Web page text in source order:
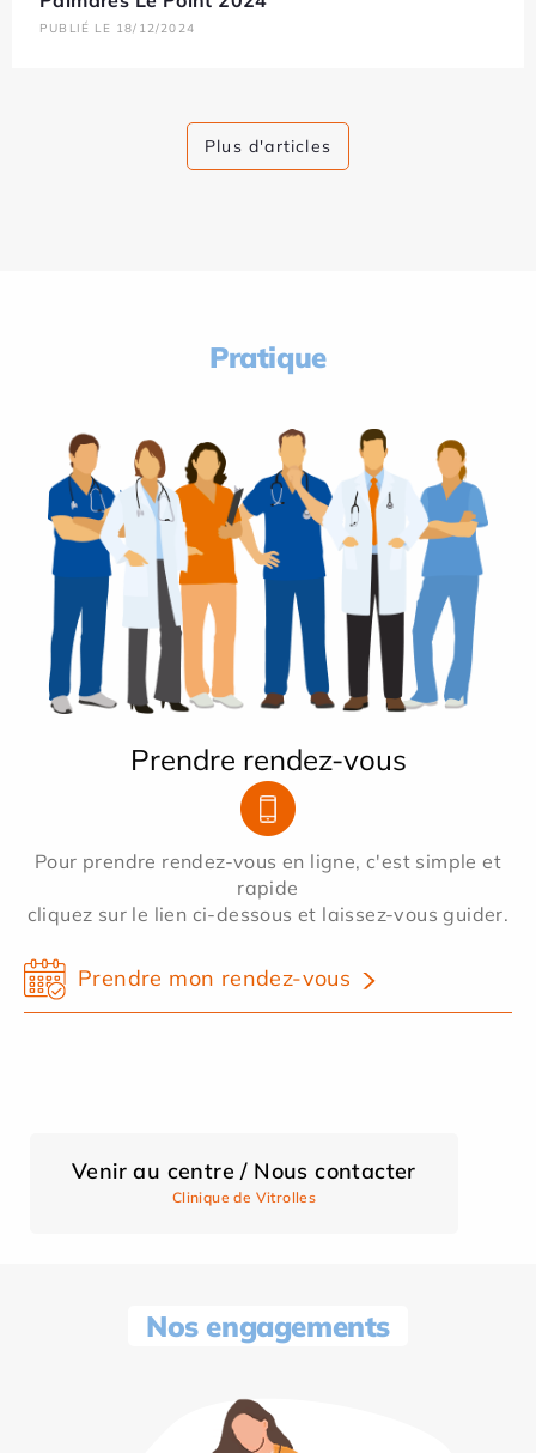
PUBLIÉ LE 18/12/2024
Plus d'articles
Pratique
Prendre rendez-vous
Pour prendre rendez-vous en ligne, c'est simple et
rapide
cliquez sur le lien ci-dessous et laissez-vous guider.
Prendre mon rendez-vous
Venir au centre / Nous contacter
Clinique de Vitrolles
Nos engagements